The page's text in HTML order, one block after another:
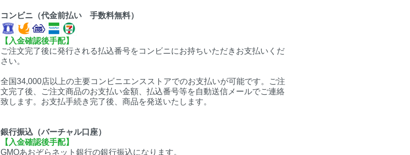
コンビニ（代金前払い 手数料無料）
【入金確認後手配】
ご注文完了後に発行される払込番号をコンビニにお持ちいただきお支払いくだ
さい。
全国34,000店以上の主要コンビニエンスストアでのお支払いが可能です。ご注
文完了後、ご注文商品のお支払い金額、払込番号等を自動送信メールでご連絡
致します。お支払手続き完了後、商品を発送いたします。
銀行振込（バーチャル口座）
【入金確認後手配】
GMOあおぞらネット銀行の銀行振込になります。